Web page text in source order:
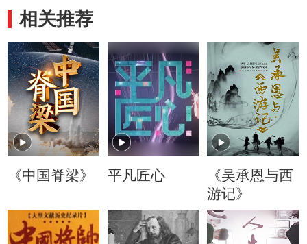
相关推荐
《中国脊梁》 平凡匠心
《吴承恩与西
游记》